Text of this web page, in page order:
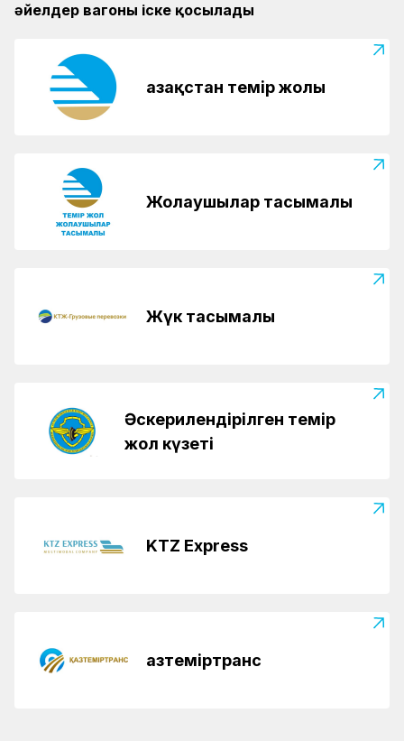
әйелдер вагоны іске қосылады
Қазақстан темір жолы
Жолаушылар тасымалы
Жүк тасымалы
Әскерилендірілген темір
жол күзеті
KTZ Express
Қазтеміртранс